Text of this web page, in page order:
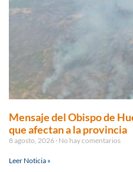
Mensaje del Obispo de
que afectan a la provincia
8 agosto, 2026 No hay comentarios
Leer Noticia »